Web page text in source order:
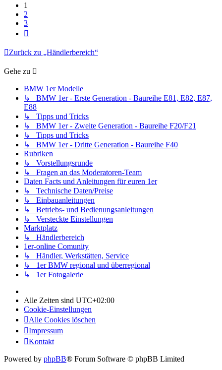
1
2
3
Zurück zu „Händlerbereich“
Gehe zu
BMW 1er Modelle
↳ BMW 1er - Erste Generation - Baureihe E81, E82, E87,
E88
↳ Tipps und Tricks
↳ BMW 1er - Zweite Generation - Baureihe F20/F21
↳ Tipps und Tricks
↳ BMW 1er - Dritte Generation - Baureihe F40
Rubriken
↳ Vorstellungsrunde
↳ Fragen an das Moderatoren-Team
Daten Facts und Anleitungen für euren 1er
↳ Technische Daten/Preise
↳ Einbauanleitungen
↳ Betriebs- und Bedienungsanleitungen
↳ Versteckte Einstellungen
Marktplatz
↳ Händlerbereich
1er-online Comunity
↳ Händler, Werkstätten, Service
↳ 1er BMW regional und überregional
↳ 1er Fotogalerie
Alle Zeiten sind UTC+02:00
Cookie-Einstellungen
Alle Cookies löschen
Impressum
Kontakt
Powered by phpBB® Forum Software © phpBB Limited